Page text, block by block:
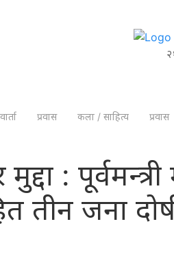
वार्ता प्रवास कला / साहित्य प्रवास
मुद्दा :
तीन जना